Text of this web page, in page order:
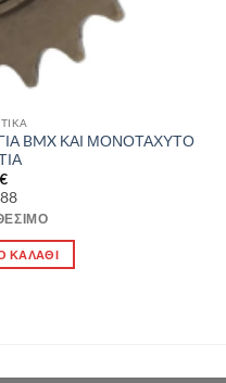
BMX ΚΑΙ ΜΟΝΟΤΑΧΥΤΟ
€
ΚΑΛΆΘΙ